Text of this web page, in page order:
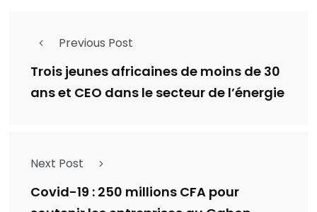
Previous Post
Trois jeunes africaines de moins de 30
ans et CEO dans le secteur de l’énergie
Next Post
Covid-19 : 250 millions CFA pour